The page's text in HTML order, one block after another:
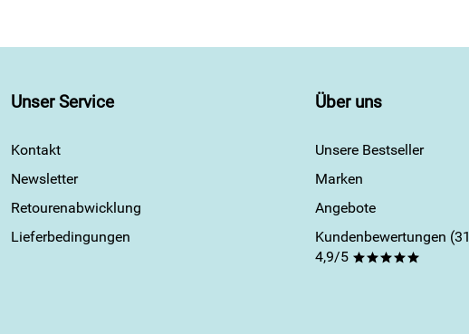
Unser Service
Kontakt
Newsletter
Retourenabwicklung
Lieferbedingungen
Über uns
Unsere Bestseller
Marken
Angebote
Kundenbewertungen
4,9/5 *****